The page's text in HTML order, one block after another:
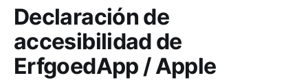
Declaración de
accesibilidad de
ErfgoedApp / Apple